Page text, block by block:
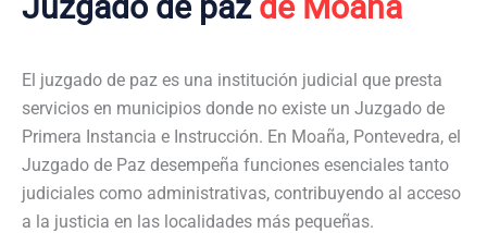
El juzgado de paz es una institución judicial que presta
servicios en municipios donde no existe un Juzgado de
Primera Instancia e Instrucción. En Moaña, Pontevedra, el
Juzgado de Paz desempeña funciones esenciales tanto
judiciales como administrativas, contribuyendo al acceso
a la justicia en las localidades más pequeñas.